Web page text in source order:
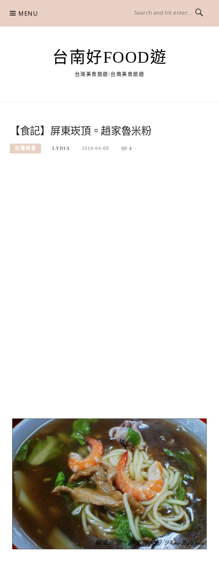
content
MENU
台南好FOOD遊
台灣美食旅遊/台南美食旅遊
【食記】屏東崁頂。趙家魯米粉
台灣美食 LYDIA 2010-04-08 4